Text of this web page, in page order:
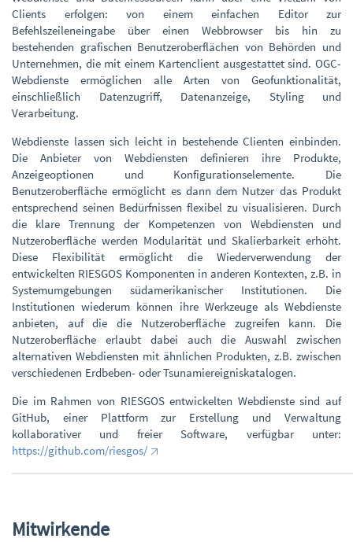
Clients erfolgen: von einem einfachen Editor zur
Befehlszeileneingabe über einen Webbrowser bis hin zu
bestehenden grafischen Benutzeroberflächen von Behörden und
Unternehmen, die mit einem Kartenclient ausgestattet sind. OGC-
Webdienste ermöglichen alle Arten von Geofunktionalität,
einschließlich Datenzugriff, Datenanzeige, Styling und
Verarbeitung.
Webdienste lassen sich leicht in bestehende Clienten einbinden.
Die Anbieter von Webdiensten definieren ihre Produkte,
Anzeigeoptionen und Konfigurationselemente. Die
Benutzeroberfläche ermöglicht es dann dem Nutzer das Produkt
entsprechend seinen Bedürfnissen flexibel zu visualisieren. Durch
die klare Trennung der Kompetenzen von Webdiensten und
Nutzeroberfläche werden Modularität und Skalierbarkeit erhöht.
Diese Flexibilität ermöglicht die Wiederverwendung der
entwickelten RIESGOS Komponenten in anderen Kontexten, z.B. in
Systemumgebungen südamerikanischer Institutionen. Die
Institutionen wiederum können ihre Werkzeuge als Webdienste
anbieten, auf die die Nutzeroberfläche zugreifen kann. Die
Nutzeroberfläche erlaubt dabei auch die Auswahl zwischen
alternativen Webdiensten mit ähnlichen Produkten, z.B. zwischen
verschiedenen Erdbeben- oder Tsunamiereigniskatalogen.
Die im Rahmen von RIESGOS entwickelten Webdienste sind auf
GitHub, einer Plattform zur Erstellung und Verwaltung
kollaborativer und freier Software, verfügbar unter:
https://github.com/riesgos/
Mitwirkende